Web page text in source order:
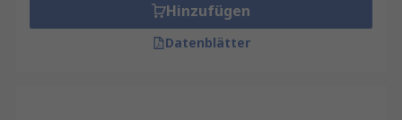
Hinzufügen
Datenblätter